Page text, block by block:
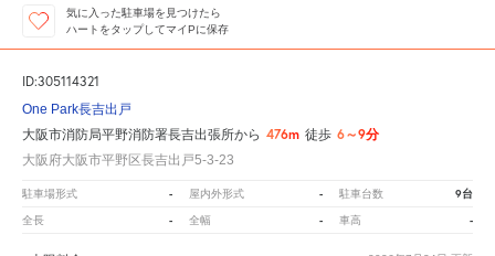
気に入った駐車場を見つけたら
ハートをタップしてマイPに保存
ID:305114321
One Park長吉出戸
大阪市消防局平野消防署長吉出張所から 476m 徒歩 6～9分
大阪府大阪市平野区長吉出戸5-3-23
駐車場形式 - 屋内外形式 - 駐車台数 9台
全長 - 全幅 - 車高 -